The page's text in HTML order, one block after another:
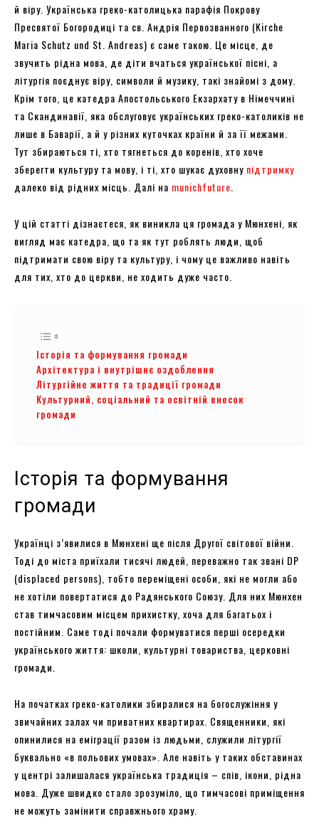
й віру. Українська греко-католицька парафія Покрову
Пресвятої Богородиці та св. Андрія Первозванного (Kirche
Maria Schutz und St. Andreas) є саме такою. Це місце, де
звучить рідна мова, де діти вчаться української пісні, а
літургія поєднує віру, символи й музику, такі знайомі з дому.
Крім того, це катедра Апостольського Екзархату в Німеччині
та Скандинавії, яка обслуговує українських греко-католиків не
лише в Баварії, а й у різних куточках країни й за її межами.
Тут збираються ті, хто тягнеться до коренів, хто хоче
зберегти культуру та мову, і ті, хто шукає духовну підтримку
далеко від рідних місць. Далі на munichfuture
У цій статті дізнаєтеся, як виникла ця громада у Мюнхені, як
вигляд має катедра, що та як тут роблять люди, щоб
підтримати свою віру та культуру, і чому це важливо навіть
для тих, хто до церкви, не ходить дуже часто.
Історія та формування громади
Архітектура і внутрішнє оздоблення
Літургійне життя та традиції громади
Культурний, соціальний та освітній внесок
громади
Історія та формування
громади
Українці з’явилися в Мюнхені ще після Другої світової війни.
Тоді до міста приїхали тисячі людей, переважно так звані DP
(displaced persons), тобто переміщені особи, які не могли або
не хотіли повертатися до Радянського Союзу. Для них Мюнхен
став тимчасовим місцем прихистку, хоча для багатьох і
постійним. Саме тоді почали формуватися перші осередки
українського життя: школи, культурні товариства, церковні
громади.
На початках греко-католики збиралися на богослужіння у
звичайних залах чи приватних квартирах. Священники, які
опинилися на еміграції разом із людьми, служили літургії
буквально «в польових умовах». Але навіть у таких обставинах
у центрі залишалася українська традиція – спів, ікони, рідна
мова. Дуже швидко стало зрозуміло, що тимчасові приміщення
не можуть замінити справжнього храму.